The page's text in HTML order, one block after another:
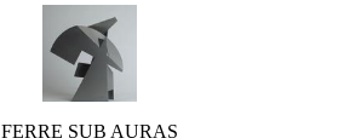
FERRE SUB AURAS